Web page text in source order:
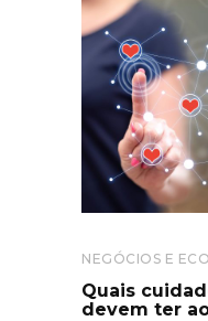
NEGÓCIOS E
Quais
devem ter